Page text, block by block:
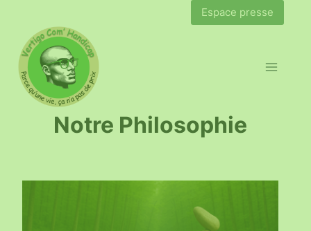
Espace presse
Notre Philosophie